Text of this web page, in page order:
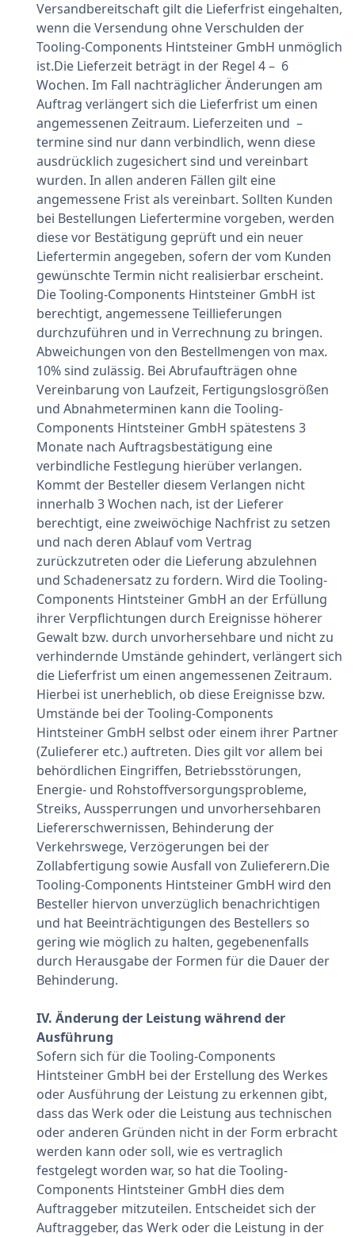
Versandbereitschaft gilt die Lieferfrist eingehalten,
wenn die Versendung ohne Verschulden der
Tooling-Components Hintsteiner GmbH unmöglich
ist.Die Lieferzeit beträgt in der Regel 4 – 6
Wochen. Im Fall nachträglicher Änderungen am
Auftrag verlängert sich die Lieferfrist um einen
angemessenen Zeitraum. Lieferzeiten und –
termine sind nur dann verbindlich, wenn diese
ausdrücklich zugesichert sind und vereinbart
wurden. In allen anderen Fällen gilt eine
angemessene Frist als vereinbart. Sollten Kunden
bei Bestellungen Liefertermine vorgeben, werden
diese vor Bestätigung geprüft und ein neuer
Liefertermin angegeben, sofern der vom Kunden
gewünschte Termin nicht realisierbar erscheint.
Die Tooling-Components Hintsteiner GmbH ist
berechtigt, angemessene Teillieferungen
durchzuführen und in Verrechnung zu bringen.
Abweichungen von den Bestellmengen von max.
10% sind zulässig. Bei Abrufaufträgen ohne
Vereinbarung von Laufzeit, Fertigungslosgrößen
und Abnahmeterminen kann die Tooling-
Components Hintsteiner GmbH spätestens 3
Monate nach Auftragsbestätigung eine
verbindliche Festlegung hierüber verlangen.
Kommt der Besteller diesem Verlangen nicht
innerhalb 3 Wochen nach, ist der Lieferer
berechtigt, eine zweiwöchige Nachfrist zu setzen
und nach deren Ablauf vom Vertrag
zurückzutreten oder die Lieferung abzulehnen
und Schadenersatz zu fordern. Wird die Tooling-
Components Hintsteiner GmbH an der Erfüllung
ihrer Verpflichtungen durch Ereignisse höherer
Gewalt bzw. durch unvorhersehbare und nicht zu
verhindernde Umstände gehindert, verlängert sich
die Lieferfrist um einen angemessenen Zeitraum.
Hierbei ist unerheblich, ob diese Ereignisse bzw.
Umstände bei der Tooling-Components
Hintsteiner GmbH selbst oder einem ihrer Partner
(Zulieferer etc.) auftreten. Dies gilt vor allem bei
behördlichen Eingriffen, Betriebsstörungen,
Energie- und Rohstoffversorgungsprobleme,
Streiks, Aussperrungen und unvorhersehbaren
Liefererschwernissen, Behinderung der
Verkehrswege, Verzögerungen bei der
Zollabfertigung sowie Ausfall von Zulieferern.Die
Tooling-Components Hintsteiner GmbH wird den
Besteller hiervon unverzüglich benachrichtigen
und hat Beeinträchtigungen des Bestellers so
gering wie möglich zu halten, gegebenenfalls
durch Herausgabe der Formen für die Dauer der
Behinderung.
IV. Änderung der Leistung während der
Ausführung
Sofern sich für die Tooling-Components
Hintsteiner GmbH bei der Erstellung des Werkes
oder Ausführung der Leistung zu erkennen gibt,
dass das Werk oder die Leistung aus technischen
oder anderen Gründen nicht in der Form erbracht
werden kann oder soll, wie es vertraglich
festgelegt worden war, so hat die Tooling-
Components Hintsteiner GmbH dies dem
Auftraggeber mitzuteilen. Entscheidet sich der
Auftraggeber, das Werk oder die Leistung in der